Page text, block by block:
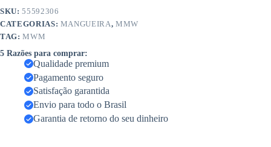
SKU:55592306
CATEGORIAS: MANGUEIRA, MMW
TAG:MWM
5 Razões para comprar:
Qualidade premium
Pagamento seguro
Satisfação garantida
Envio para todo o Brasil
Garantia de retorno do seu dinheiro